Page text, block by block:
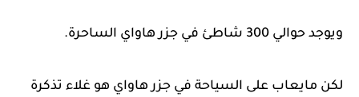
ويوجد حوالي 300 شاطئ في جزر هاواي الساحرة.
لكن مايعاب على السياحة في جزر هاواي هو غلاء تذكرة